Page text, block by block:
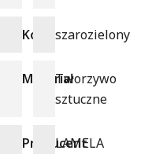
Kolor szarozielony
MateriałTworzywo
sztuczne
Producent
LAMELA